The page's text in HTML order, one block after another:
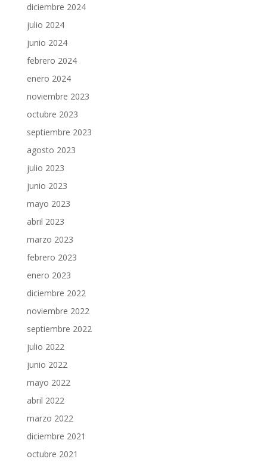
diciembre 2024
julio 2024
junio 2024
febrero 2024
enero 2024
noviembre 2023
octubre 2023
septiembre 2023
agosto 2023
julio 2023
junio 2023
mayo 2023
abril 2023
marzo 2023
febrero 2023
enero 2023
diciembre 2022
noviembre 2022
septiembre 2022
julio 2022
junio 2022
mayo 2022
abril 2022
marzo 2022
diciembre 2021
octubre 2021